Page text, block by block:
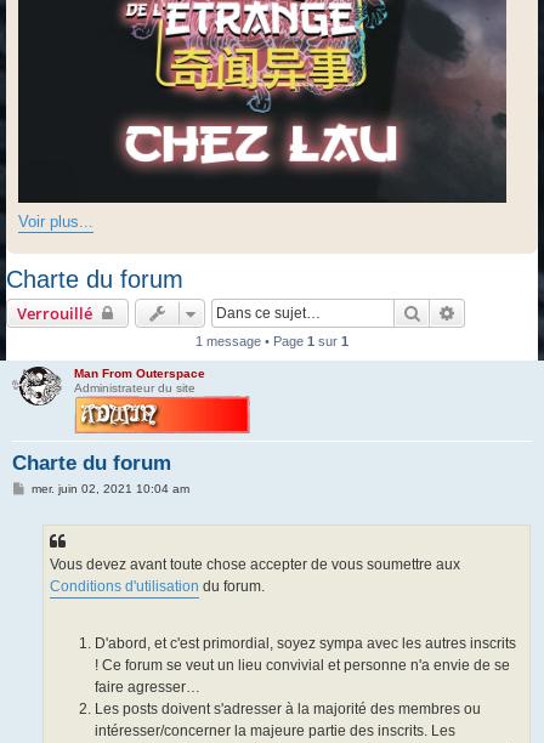
Voir plus...
Charte du forum
Verrouillé RechercherRecherche
1 message • Page 1 sur 1
Man From Outerspace
Administrateur du site
Charte du forum
Mmer. juin 02, 2021 10:04 am
Vous devez avant toute chose accepter de vous soumettre aux
Conditions d'utilisation du forum.
D'abord, et c'est primordial, soyez sympa avec les autres inscrits
! Ce forum se veut un lieu convivial et personne n'a envie de se
faire agresser…
Les posts doivent s'adresser à la majorité des membres ou
intéresser/concerner la majeure partie des inscrits. Les